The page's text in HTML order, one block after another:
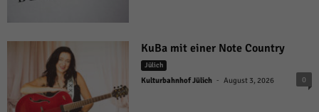
KuBa mit einer Note Country
Jülich
Kulturbahnhof Jülich - August 3, 2026 0